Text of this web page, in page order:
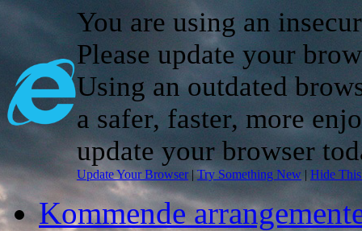
You are using an
Please update your
Using an outdated
a safer, faster, more
update your browser
Update Your Browser| Try Something New | Hide
Kommende